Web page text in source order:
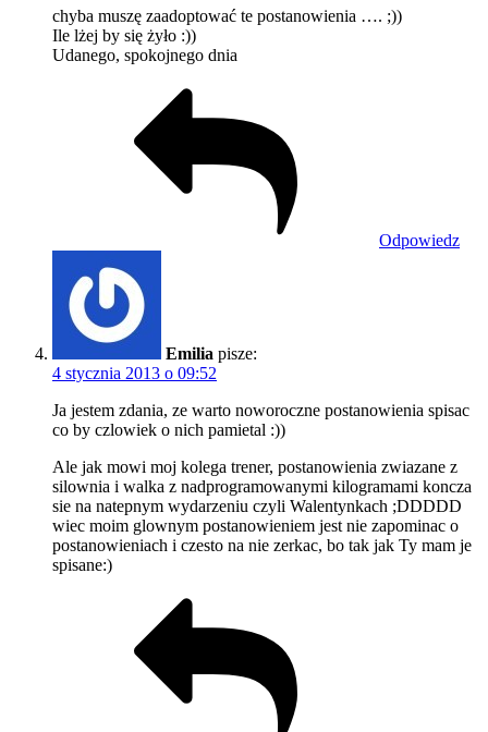
chyba muszę zaadoptować te postanowienia …. ;))
Ile lżej by się żyło :))
Udanego, spokojnego dnia
Odpowiedz
Emilia pisze:
4 stycznia 2013 o 09:52
Ja jestem zdania, ze warto noworoczne postanowienia spisac
co by czlowiek o nich pamietal :))
Ale jak mowi moj kolega trener, postanowienia zwiazane z
silownia i walka z nadprogramowanymi kilogramami koncza
sie na natepnym wydarzeniu czyli Walentynkach ;DDDDD
wiec moim glownym postanowieniem jest nie zapominac o
postanowieniach i czesto na nie zerkac, bo tak jak Ty mam je
spisane:)